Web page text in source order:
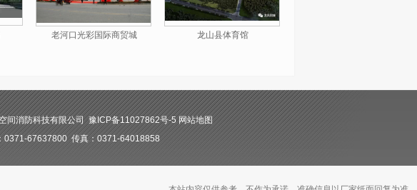
老河口光彩国际商贸城 龙山县体育馆
间消防科技有限公司 豫ICP备11027862号-5网站地图
0371-67637800 传真：0371-64018858